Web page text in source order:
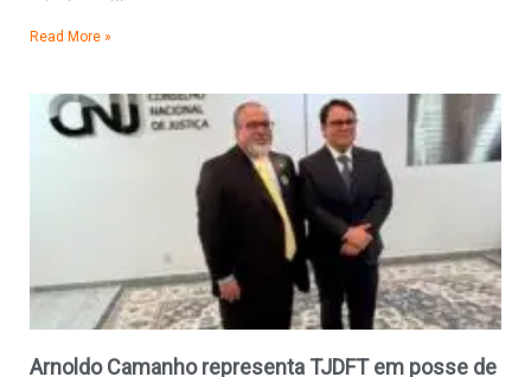
Read More »
Arnoldo Camanho representa TJDFT em posse de